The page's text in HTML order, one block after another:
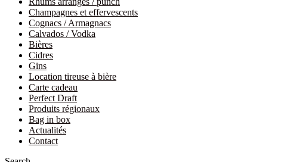
Champagnes et effervescents
Cognacs / Armagnacs
Calvados / Vodka
Bières
Cidres
Gins
Location tireuse à bière
Carte cadeau
Perfect Draft
Produits régionaux
Bag in box
Actualités
Contact